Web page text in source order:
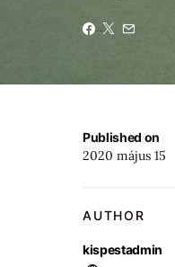
Published on
2020 május 15
AUTHOR
kispestadmin